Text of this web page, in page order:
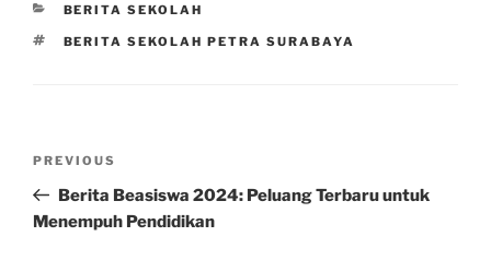
CATEGORIES
BERITA SEKOLAH
TAGS
BERITA SEKOLAH PETRA SURABAYA
Previous
Post
PREVIOUS
Berita Beasiswa 2024: Peluang Terbaru untuk
Menempuh Pendidikan